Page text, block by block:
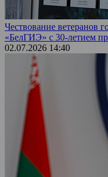
Чествование ветеранов
«БелГИЭ» с 30-летием
02.07.2026 14:40